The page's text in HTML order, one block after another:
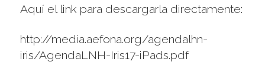
Aquí el link para descargarla directamente:
http://media.aefona.org/agendalhn-
iris/AgendaLNH-Iris17-iPads.pdf